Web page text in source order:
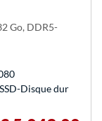
Go, DDR5-
Disque dur